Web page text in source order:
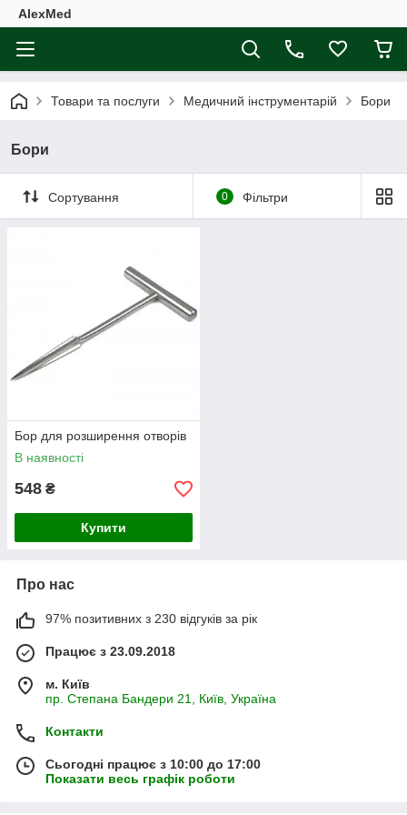
AlexMed
Товари та послуги Медичний інструментарій Бори
Бори
Сортування 0 Фільтри
Бор для розширення отворів
В наявності
548 ₴
Купити
Про нас
97% позитивних з 230 відгуків за рік
Працює з 23.09.2018
м. Київ
пр. Степана Бандери 21, Київ, Україна
Контакти
Сьогодні працює з 10:00 до 17:00
Показати весь графік роботи